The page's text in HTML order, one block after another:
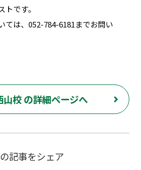
です。
ては、052-784-6181までお問い
山校 の詳細ページへ
記事をシェア